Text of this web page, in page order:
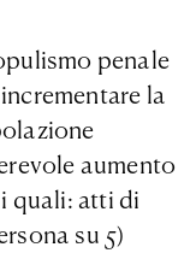
penale
la
aumento
quali: atti di
su 5)